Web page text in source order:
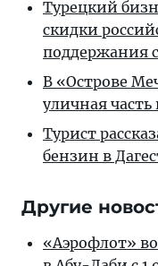
Турецкий
скидки
поддержания
В «Острове
уличная часть
Турист
бензин в
Другие
«Аэрофлот»